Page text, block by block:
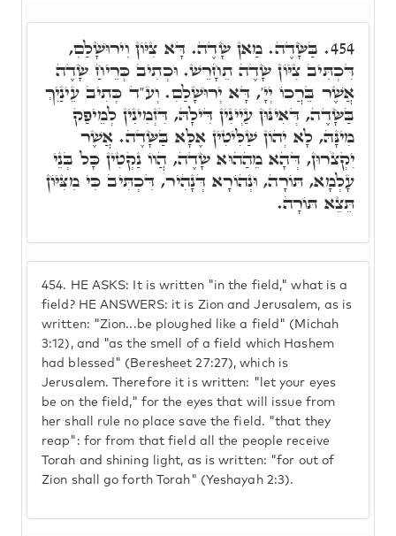
454. HE ASKS: It is written "in the field," what is a
field? HE ANSWERS: it is Zion and Jerusalem, as is
written: "Zion...be ploughed like a field" (Michah
3:12), and "as the smell of a field which Hashem
had blessed" (Beresheet 27:27), which is
Jerusalem. Therefore it is written: "let your eyes
be on the field," for the eyes that will issue from
her shall rule no place save the field. "that they
reap": for from that field all the people receive
Torah and shining light, as is written: "for out of
Zion shall go forth Torah" (Yeshayah 2:3).
454. בַּשָּׂדֶה. מַאן שָׂדֶה. דָּא צִיּוֹן וִירוּשָׁלַםִ,
דִּכְתִּיב צִיּוֹן שָׂדֶה תֵחָרֵשׁ. וּכְתִיב כְּרֵיחַ שָׂדֶה
אֲשֶׁר בֵּרֲכוֹ יְיָ', דָּא יְרוּשָׁלַםִ. וְע"ד כְּתִיב עֵינַיִךְ
בַּשָּׂדֶה, דְּאִינּוּן עַיְינִין דִּילָהּ, דִּזְמִינִין לְמֵיפַק
מִינָּהּ, לָא יְהוֹן שַׁלִּיטִין אֶלָּא בַּשָּׂדֶה. אֲשֶׁר
יִקְצֹרוּן, דְּהָא מֵהַהוּא שָׂדֶה, הֲווֹ נַקְטִין כָּל בְּנֵי
עָלְמָא, תּוֹרָה, וּנְהוֹרָא דְּנָהִיר, דִּכְתִּיב כִּי מִצִּיּוֹן
תֵּצֵא תּוֹרָה.